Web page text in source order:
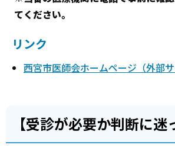
てください。
リンク
西宮市医師会ホームページ（外部サ
【受診が必要か判断に迷